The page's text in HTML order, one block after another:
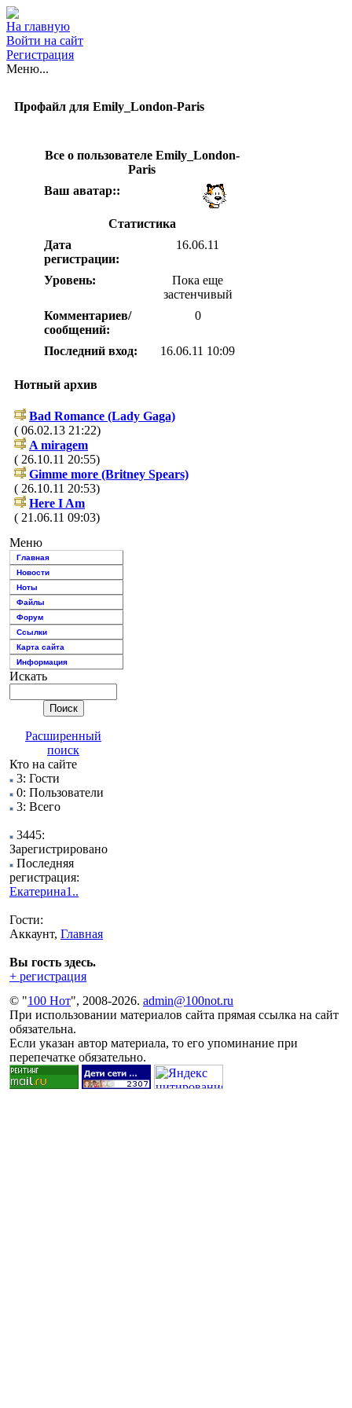
На главную
Войти на сайт
Регистрация
Меню...
Профайл для Emily_London-Paris
Все о пользователе Emily_London-
Paris
Ваш аватар::
Статистика
Дата
регистрации:
16.06.11
Уровень:
Пока еще
застенчивый
Комментариев/
сообщений:
0
Последний вход: 16.06.11 10:09
Нотный архив
Bad Romance (Lady Gaga)
( 06.02.13 21:22)
A miragem
( 26.10.11 20:55)
Gimme more (Britney Spears)
( 26.10.11 20:53)
Here I Am
( 21.06.11 09:03)
Меню
Главная
Новости
Ноты
Файлы
Форум
Ссылки
Карта сайта
Информация
Искать
Расширенный
поиск
Кто на сайте
3: Гости
0: Пользователи
3: Всего
3445:
Зарегистрировано
Последняя
регистрация:
Екатерина1..
Гости:
Аккаунт, Главная
Вы гость здесь.
+ регистрация
© "100 Нот", 2008-2026. admin@100not.ru
При использовании материалов сайта прямая ссылка на сайт
обязательна.
Если указан автор материала, то его упоминание при
перепечатке обязательно.